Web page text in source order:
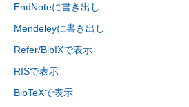
EndNoteに書き出し
Mendeleyに書き出し
Refer/BibIXで表示
RISで表示
BibTeXで表示